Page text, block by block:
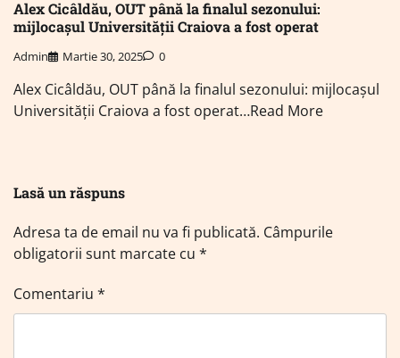
Alex Cicâldău, OUT până la finalul sezonului:
mijlocașul Universității Craiova a fost operat
Admin Martie 30, 2025 0
Alex Cicâldău, OUT până la finalul sezonului: mijlocașul
Universității Craiova a fost operat…Read More
Lasă un răspuns
Adresa ta de email nu va fi publicată. Câmpurile
obligatorii sunt marcate cu *
Comentariu *